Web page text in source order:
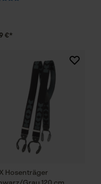
€*
Hosenträger